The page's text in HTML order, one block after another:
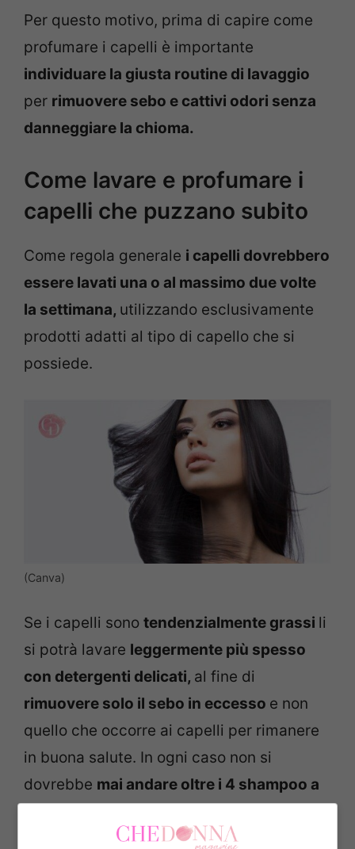
Per questo motivo, prima di capire come
profumare i capelli è importante
individuare la giusta routine di lavaggio
per rimuovere sebo e cattivi odori senza
danneggiare la chioma.
Come lavare e profumare i
capelli che puzzano subito
Come regola generale i capelli dovrebbero
essere lavati una o al massimo due volte
la settimana, utilizzando esclusivamente
prodotti adatti al tipo di capello che si
possiede.
(Canva)
Se i capelli sono tendenzialmente grassi li
si potrà lavare leggermente più spesso
con detergenti delicati, al fine di
rimuovere solo il sebo in eccesso e non
quello che occorre ai capelli per rimanere
in buona salute. In ogni caso non si
dovrebbe mai andare oltre i 4 shampoo a